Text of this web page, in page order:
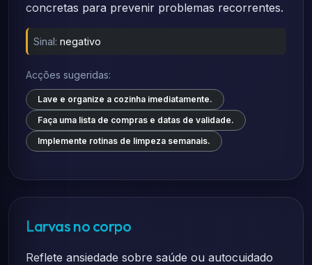
concretas para prevenir problemas recorrentes.
Sinal: negativo
Acções sugeridas:
Lave e organize a cozinha imediatamente.
Faça uma lista de compras e datas de validade.
Implemente rotinas de limpeza semanais.
Larvas no corpo
Reflete ansiedade sobre saúde ou autocuidado